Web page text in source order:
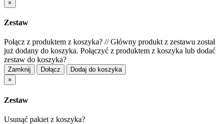
×
Zestaw
Połącz z produktem z koszyka? //Główny produkt z zestawu został
już dodany do koszyka. Połączyć z produktem z koszyka lub dodać
zestaw do koszyka?
Zamknij Dołącz
Dodaj do koszyka
×
Zestaw
Usunąć pakiet z koszyka?